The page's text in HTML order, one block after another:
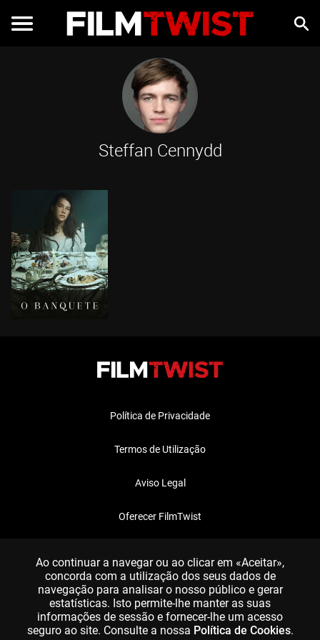
Steffan Cennydd
Política de Privacidade
Termos de Utilização
Aviso Legal
Oferecer FilmTwist
Ao continuar a navegar ou ao clicar em «Aceitar»,
concorda com a utilização dos seus dados de
navegação para analisar o nosso público e gerar
estatísticas. Isto permite-lhe manter as suas
informações de sessão e fornecer-lhe um acesso
seguro ao site. Consulte a nossa Política de Cookies.